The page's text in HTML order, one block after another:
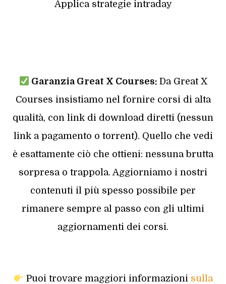
Applica strategie intraday
Garanzia Great X Courses: Da Great X
Courses insistiamo nel fornire corsi di alta
qualità, con link di download diretti (nessun
link a pagamento o torrent). Quello che vedi
è esattamente ciò che ottieni: nessuna brutta
sorpresa o trappola. Aggiorniamo i nostri
contenuti il più spesso possibile per
rimanere sempre al passo con gli ultimi
aggiornamenti dei corsi.
Puoi trovare maggiori informazioni sulla